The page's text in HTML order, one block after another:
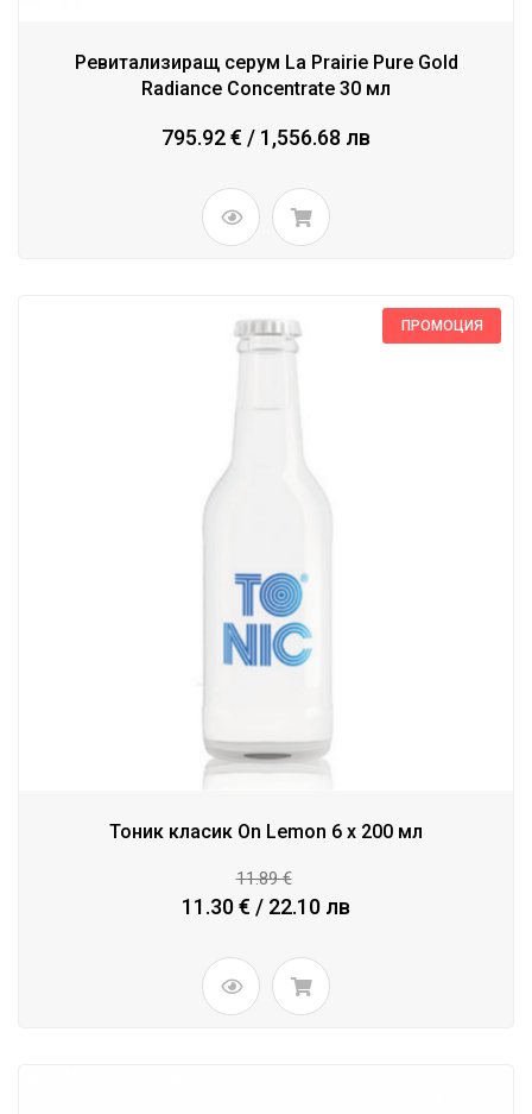
Ревитализиращ серум La Prairie Pure Gold
Radiance Concentrate 30 мл
795.92 € / 1,556.68 лв
ПРОМОЦИЯ
Тоник класик On Lemon 6 x 200 мл
11.89 €
11.30 € / 22.10 лв